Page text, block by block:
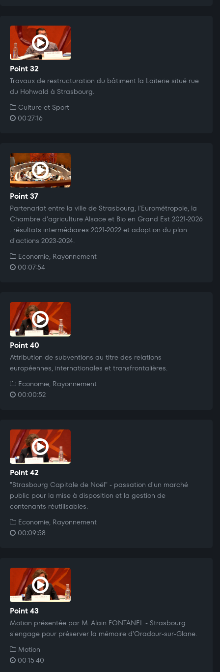
Point 32
Travaux de restructuration du bâtiment la Laiterie situé rue
du Hohwald à Strasbourg.
Culture et Sport
00:27:16
Point 37
Partenariat entre la ville de Strasbourg, l'Eurométropole, la
Chambre d'agriculture Alsace et Bio en Grand Est 2021-2026
: résultats intermédiaires 2021-2022 et adoption du plan
d'actions 2023-2024.
Economie, Rayonnement
00:07:54
Point 40
Attribution de subventions au titre des relations
européennes, internationales et transfrontalières.
Economie, Rayonnement
00:00:52
Point 42
"Strasbourg Capitale de Noël" - passation d'un marché
public pour la mise à disposition et la gestion de
contenants réutilisables.
Economie, Rayonnement
00:09:58
Point 43
Motion présentée par M. Alain FONTANEL - Strasbourg
s'engage pour préserver la mémoire d'Oradour-sur-Glane.
Motion
00:15:40